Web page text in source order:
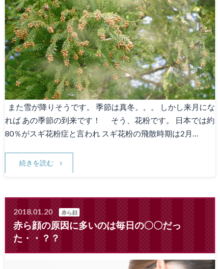
また雪が降りそうです。 季節は真冬。。。 しかし来月にな
れば あの季節の到来です！ そう、花粉です。 日本では約
80％がスギ花粉症と言われ スギ花粉の飛散時期は2月…
続きを読む
2018.01.20 赤ら顔
赤ら顔の原因に多いのは毎日の〇〇だっ
た・・？？